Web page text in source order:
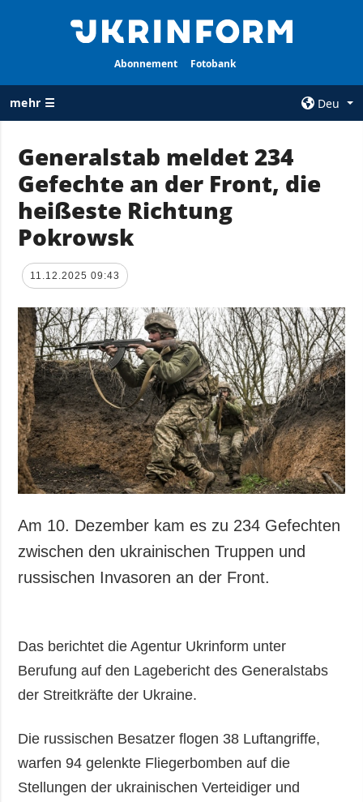
Abonnement Fotobank
mehr ☰
Deu
ALLE
RUBRIKEN
Krieg
Wiederaufbau
der Ukraine
Politik
Wirtschaft
Militär
Gesellschaft und
Kultur
Sport
Kriminalität
Notstand und
Notfälle
AGENTUR
Über uns
und zum Schutz
personenbezogener
Daten
ZUSÄTZLICH
Veröffentlichungen
Interview
LEISTUNGEN
Abonnement
Fotobank
Generalstab meldet 234
Gefechte an der Front, die
heißeste Richtung
Pokrowsk
11.12.2025 09:43
Am 10. Dezember kam es zu 234 Gefechten
zwischen den ukrainischen Truppen und
russischen Invasoren an der Front.
Das berichtet die Agentur Ukrinform unter
Berufung auf den Lagebericht des Generalstabs
der Streitkräfte der Ukraine.
Die russischen Besatzer flogen 38 Luftangriffe,
warfen 94 gelenkte Fliegerbomben auf die
Stellungen der ukrainischen Verteidiger und